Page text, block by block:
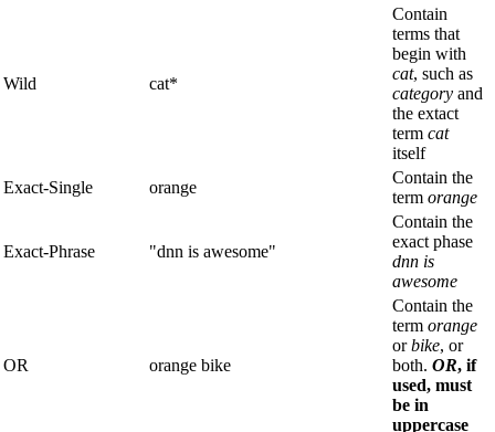
Wild cat*
Contain
terms that
begin with
cat, such as
category and
the extact
term cat
itself
Exact-Single
orange
Contain the
term orange
Exact-Phrase "dnn is awesome"
Contain the
exact phase
dnn is
awesome
OR orange bike
Contain the
term orange
orbike, or
both. OR, if
used, must
be in
uppercase